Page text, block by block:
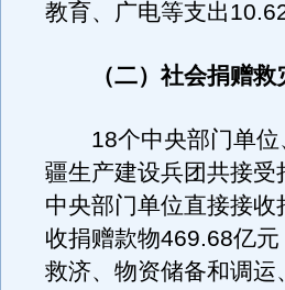
教育、广电等支出
（二）社会捐赠救
18个中央部门单位
疆生产建设兵团共接
中央部门单位直接接
收捐赠款物469.68亿
救济、物资储备和调